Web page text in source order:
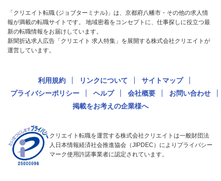
「クリエイト転職 (ジョブターミナル)」は、京都府八幡市・その他の求人情
報が満載の転職サイトです。 地域密着をコンセプトに、仕事探しに役立つ最
新の転職情報をお届けしています。
新聞折込求人広告「クリエイト 求人特集」を展開する株式会社クリエイトが
運営しています。
利用規約 リンクについて
サイトマップ
プライバシーポリシー
ヘルプ 会社概要
お問い合わせ
掲載をお考えの企業様へ
クリエイト転職を運営する株式会社クリエイトは一般財団法
人日本情報経済社会推進協会（JIPDEC）によりプライバシー
マーク使用許諾事業者に認定されています。